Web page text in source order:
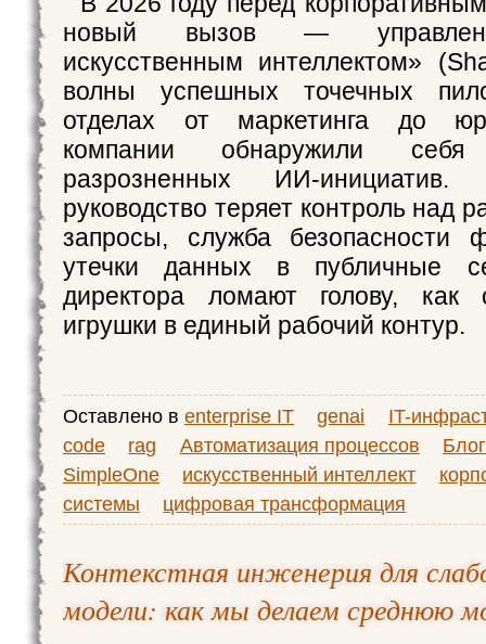
новый вызов —
искусственным интеллектом»
волны успешных точечных
отделах от маркетинга до
компании обнаружили
разрозненных ИИ-
руководство теряет контроль над
запросы, служба безопасности
утечки данных в публичные
директора ломают голову, как
игрушки в единый рабочий контур.
Оставлено в enterprise IT genai
IT-
code
rag Автоматизация процессов
SimpleOne
искусственный интеллект
системы
цифровая трансформация
Контекстная инженерия для
модели: как мы делаем среднюю